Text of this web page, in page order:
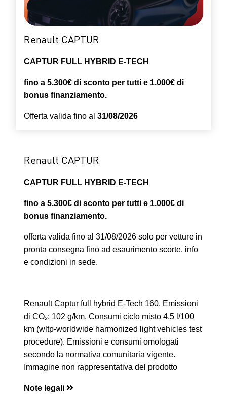
Renault CAPTUR
CAPTUR FULL HYBRID E-TECH
fino a 5.300€ di sconto per tutti e 1.000€ di
bonus finanziamento.
Offerta valida fino al 31/08/2026
Renault CAPTUR
CAPTUR FULL HYBRID E-TECH
fino a 5.300€ di sconto per tutti e 1.000€ di
bonus finanziamento.
offerta valida fino al 31/08/2026 solo per vetture in
pronta consegna fino ad esaurimento scorte. info
e condizioni in sede.
Renault Captur full hybrid E-Tech 160. Emissioni
di CO₂: 102 g/km. Consumi ciclo misto 4,5 l/100
km (wltp-worldwide harmonized light vehicles test
procedure). Emissioni e consumi omologati
secondo la normativa comunitaria vigente.
Immagine non rappresentativa del prodotto
Note legali